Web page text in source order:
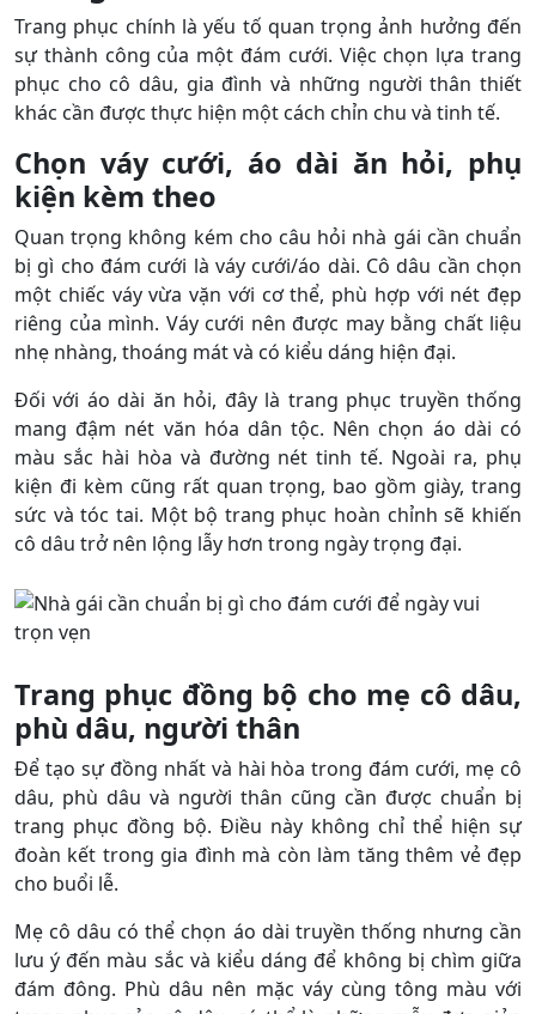
Trang phục chính là yếu tố quan trọng ảnh hưởng đến
sự thành công của một đám cưới. Việc chọn lựa trang
phục cho cô dâu, gia đình và những người thân thiết
khác cần được thực hiện một cách chỉn chu và tinh tế.
Chọn váy cưới, áo dài ăn hỏi, phụ
kiện kèm theo
Quan trọng không kém cho câu hỏi nhà gái cần chuẩn
bị gì cho đám cưới là váy cưới/áo dài. Cô dâu cần chọn
một chiếc váy vừa vặn với cơ thể, phù hợp với nét đẹp
riêng của mình. Váy cưới nên được may bằng chất liệu
nhẹ nhàng, thoáng mát và có kiểu dáng hiện đại.
Đối với áo dài ăn hỏi, đây là trang phục truyền thống
mang đậm nét văn hóa dân tộc. Nên chọn áo dài có
màu sắc hài hòa và đường nét tinh tế. Ngoài ra, phụ
kiện đi kèm cũng rất quan trọng, bao gồm giày, trang
sức và tóc tai. Một bộ trang phục hoàn chỉnh sẽ khiến
cô dâu trở nên lộng lẫy hơn trong ngày trọng đại.
Trang phục đồng bộ cho mẹ cô dâu,
phù dâu, người thân
Để tạo sự đồng nhất và hài hòa trong đám cưới, mẹ cô
dâu, phù dâu và người thân cũng cần được chuẩn bị
trang phục đồng bộ. Điều này không chỉ thể hiện sự
đoàn kết trong gia đình mà còn làm tăng thêm vẻ đẹp
cho buổi lễ.
Mẹ cô dâu có thể chọn áo dài truyền thống nhưng cần
lưu ý đến màu sắc và kiểu dáng để không bị chìm giữa
đám đông. Phù dâu nên mặc váy cùng tông màu với